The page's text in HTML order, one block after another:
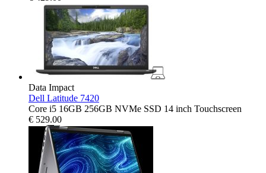
Data Impact
Dell Latitude 7420
Core i5 16GB 256GB NVMe SSD 14 inch Touchscreen
€ 529.00